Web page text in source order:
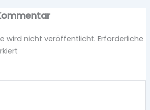
wird nicht veröffentlicht. Erforderliche